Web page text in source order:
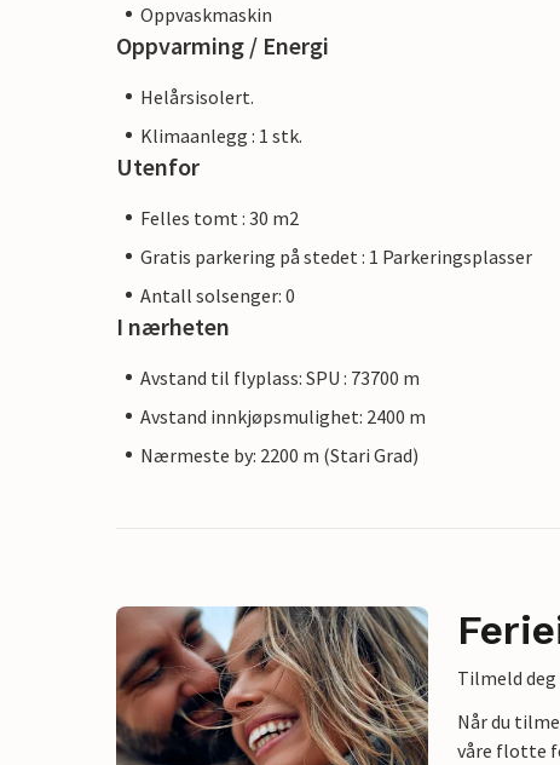
Oppvaskmaskin
Oppvarming / Energi
Helårsisolert.
Klimaanlegg : 1 stk.
Utenfor
Felles tomt : 30 m2
Gratis parkering på stedet : 1 Parkeringsplasser
Antall solsenger: 0
I nærheten
Avstand til flyplass: SPU : 73700 m
Avstand innkjøpsmulighet: 2400 m
Nærmeste by: 2200 m (Stari Grad)
Tilmeld
Når du
våre flotte